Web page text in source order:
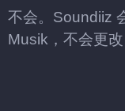
不会。Soundiiz
Musik，不会更